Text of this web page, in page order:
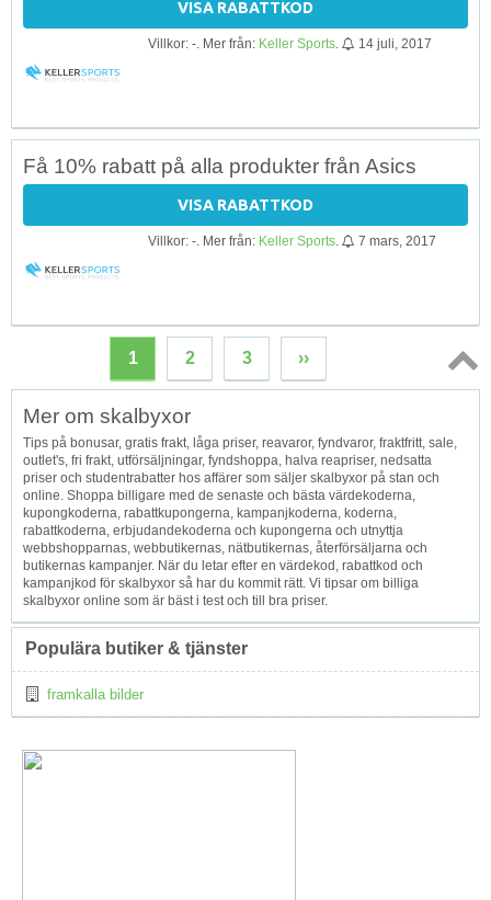
VISA RABATTKOD
Villkor: -. Mer från: Keller Sports 14 juli, 2017
Få 10% rabatt på alla produkter från Asics
VISA RABATTKOD
Villkor: -. Mer från: Keller Sports 7 mars, 2017
1 2 3 ››
Topp
Mer om skalbyxor
Tips på bonusar, gratis frakt, låga priser, reavaror, fyndvaror, fraktfritt, sale,
outlet's, fri frakt, utförsäljningar, fyndshoppa, halva reapriser, nedsatta
priser och studentrabatter hos affärer som säljer skalbyxor på stan och
online. Shoppa billigare med de senaste och bästa värdekoderna,
kupongkoderna, rabattkupongerna, kampanjkoderna, koderna,
rabattkoderna, erbjudandekoderna och kupongerna och utnyttja
webbshopparnas, webbutikernas, nätbutikernas, återförsäljarna och
butikernas kampanjer. När du letar efter en värdekod, rabattkod och
kampanjkod för skalbyxor så har du kommit rätt. Vi tipsar om billiga
skalbyxor online som är bäst i test och till bra priser.
Populära butiker & tjänster
framkalla bilder